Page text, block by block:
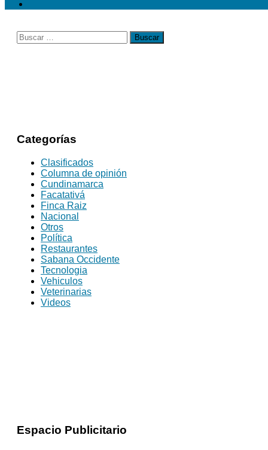
Buscar:
Categorías
Clasificados
Columna de opinión
Cundinamarca
Facatativá
Finca Raiz
Nacional
Otros
Política
Restaurantes
Sabana Occidente
Tecnologia
Vehiculos
Veterinarias
Videos
Espacio Publicitario